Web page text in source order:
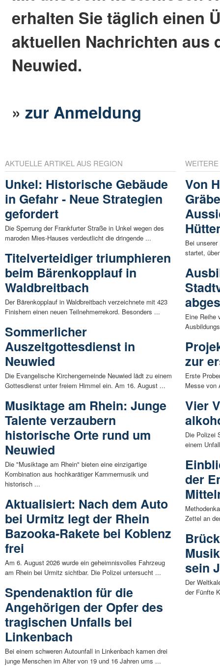
erhalten Sie täglich einen
aktuellen Nachrichten aus
Neuwied.
»zur Anmeldung
AKTUELLE ARTIKEL AUS REGION
Unkel: Historische Gebäude
in Gefahr - Neue Strategien
gefordert
Die Sperrung der Frankfurter Straße in Unkel wegen des
maroden Mies-Hauses verdeutlicht die dringende ...
Titelverteidiger triumphieren
beim Bärenkopplauf in
Waldbreitbach
Der Bärenkopplauf in Waldbreitbach verzeichnete mit 423
Finishern einen neuen Teilnehmerrekord. Besonders ...
Sommerlicher
Auszeitgottesdienst in
Neuwied
Die Evangelische Kirchengemeinde Neuwied lädt zu einem
Gottesdienst unter freiem Himmel ein. Am 16. August ...
Musiktage am Rhein: Junge
Talente verzaubern
historische Orte rund um
Neuwied
Die "Musiktage am Rhein" bieten eine einzigartige
Kombination aus hochkarätiger Kammermusik und
historisch ...
Aktualisiert: Nach dem Auto
bei Urmitz legt der Rhein
Bazooka-Rakete bei Koblenz
frei
Am 6. August 2026 wurde ein geheimnisvolles Fahrzeug
am Rhein bei Urmitz sichtbar. Die Polizei untersucht ...
Spendenaktion für die
Angehörigen der Opfer des
tragischen Unfalls bei
Linkenbach
Bei einem schweren Autounfall in Linkenbach kamen drei
junge Menschen im Alter von 19 und 16 Jahren ums ...
Von
Bei
startet,
Eine Reihe
zur
Erste
Messe von
Vier
Die Polizei
einem
der
Zettel an
sein
Der
der Fünfte